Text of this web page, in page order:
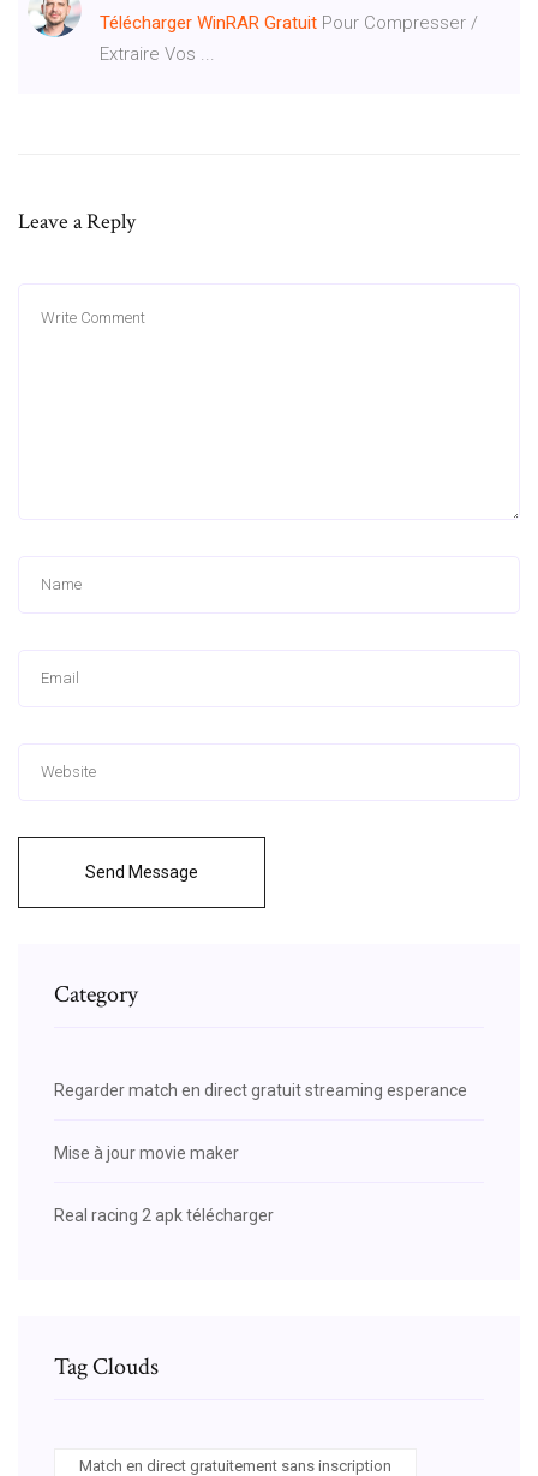
Télécharger WinRAR Gratuit Pour Compresser /
Extraire Vos ...
Leave a Reply
Send Message
Category
Regarder match en direct gratuit streaming esperance
Mise à jour movie maker
Real racing 2 apk télécharger
Tag Clouds
Match en direct gratuitement sans inscription